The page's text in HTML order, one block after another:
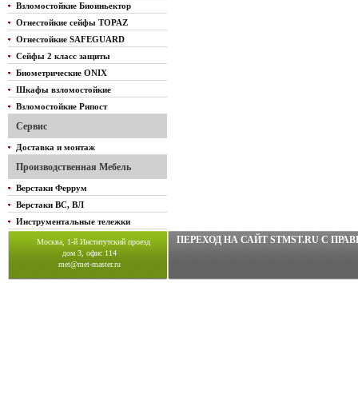
Взломостойкие Биоиньектор
Огнестойкие сейфы TOPAZ
Огнестойкие SAFEGUARD
Сейфы 2 класс защиты
Биометрические ONIX
Шкафы взломостойкие
Взломостойкие Рипост
Сервис
Доставка и монтаж
Производственная Мебель
Верстаки Феррум
Верстаки ВС, ВЛ
Инструментальные тележки
Москва, 1-й Институтский проезд
дом 3, офис 114
met@met-master.ru
ПЕРЕХОД НА САЙТ STMST.RU C